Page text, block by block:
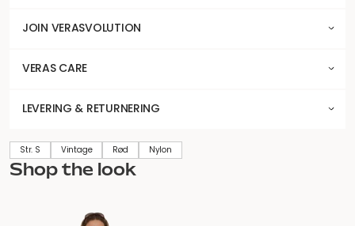
JOIN VERASVOLUTION
VERAS CARE
LEVERING & RETURNERING
Str. S Vintage Rød Nylon
Shop the look